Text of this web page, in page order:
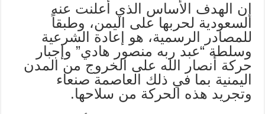
إن الهدف الأساس الذي أعلنت عنه
السعودية لحربها على اليمن، وطبقاً
للمصادر الرسمية، هو إعادة الشرعية
وسلطة “عبد ربه منصور هادي” وإجبار
حركة أنصار الله على الخروج من المدن
اليمنية بما في ذلك العاصمة صنعاء
وتجريد هذه الحركة من سلاحها.